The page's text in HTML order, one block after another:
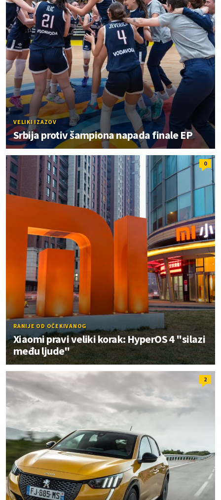
VELIKI IZAZOV
Srbija protiv šampiona napada finale EP
0
RANIJE OD OČEKIVANOG
Xiaomi pravi veliki korak: HyperOS 4 "silazi
među ljude"
2